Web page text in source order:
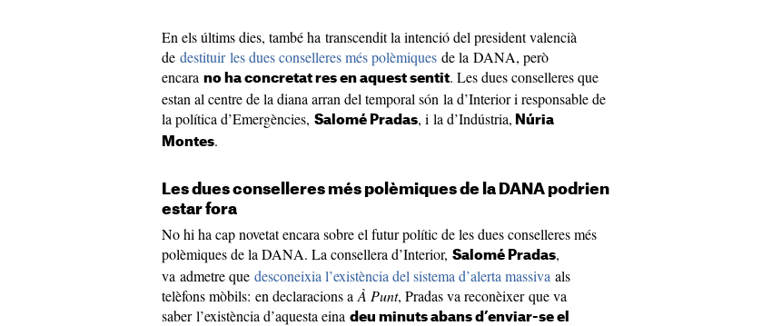
En els últims dies, també ha transcendit la intenció del president valencià
de destituir les dues conselleres més polèmiques de la DANA, però
encara no ha concretat res en aquest sentit. Les dues conselleres que
estan al centre de la diana arran del temporal són la d’Interior i responsable de
la política d’Emergències, Salomé Pradas, i la d’Indústria, Núria
Montes.
Les dues conselleres més polèmiques de la DANA podrien
estar fora
No hi ha cap novetat encara sobre el futur polític de les dues conselleres més
polèmiques de la DANA. La consellera d’Interior, Salomé Pradas,
va admetre que desconeixia l’existència del sistema d’alerta massiva als
telèfons mòbils: en declaracions a À Punt, Pradas va reconèixer que va
saber l’existència d’aquesta eina deu minuts abans d’enviar-se el